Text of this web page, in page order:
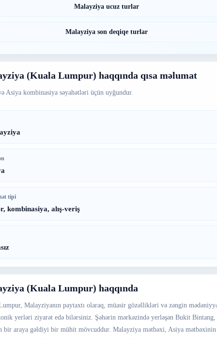
Malayziya ucuz turlar
Malayziya son deqiqe turlar
(Kuala Lumpur) haqqında qısa məlumat
Asiya kombinasiya səyahətləri üçün uyğundur.
tipi
kombinasiya, alış-veriş
(Kuala Lumpur) haqqında
Malayziyanın paytaxtı olaraq, müasir gözəllikləri və zəngin
yerləri ziyarət edə bilərsiniz. Şəhərin mərkəzində yerləşən Bukit
bir araya gəldiyi bir mühit mövcuddur. Malayziya mətbəxi, Asiya